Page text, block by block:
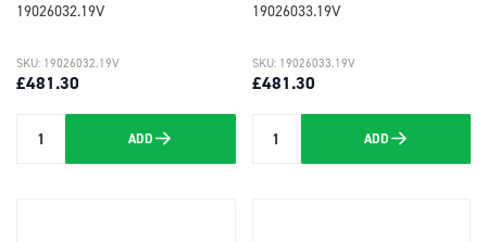
19026032.19V
£481.30
SKU: 19026032.19V
Quantity ADD
19026033.19V
£481.30
SKU: 19026033.19V
Quantity ADD